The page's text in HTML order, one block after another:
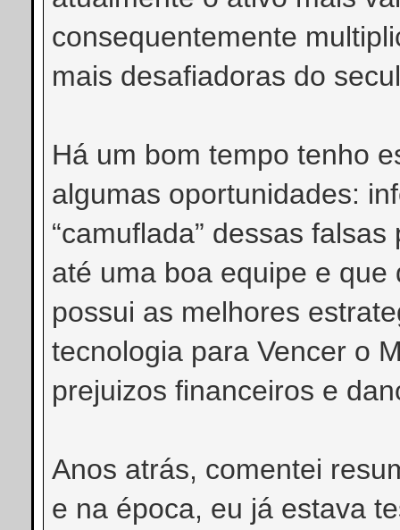
consequentemente
mais desafiadoras do
Há um bom tempo tenho
algumas oportunidades:
“camuflada” dessas
até uma boa equipe e
possui as melhores
tecnologia para Vencer o
prejuizos financeiros e
Anos atrás, comentei
e na época, eu já estava